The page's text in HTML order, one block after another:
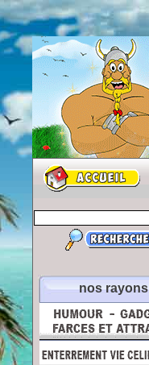
nos rayons